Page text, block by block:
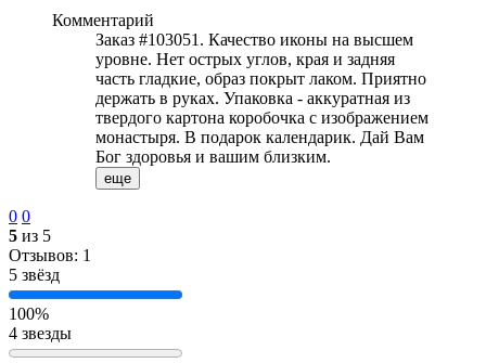
Комментарий
Заказ #103051. Качество иконы на высшем
уровне. Нет острых углов, края и задняя
часть гладкие, образ покрыт лаком. Приятно
держать в руках. Упаковка - аккуратная из
твердого картона коробочка с изображением
монастыря. В подарок календарик. Дай Вам
Бог здоровья и вашим близким.
еще
0 0
5 из 5
Отзывов: 1
5 звёзд
100%
4 звезды